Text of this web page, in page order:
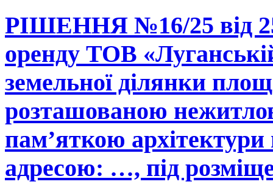
РІШЕННЯ №16/25 від
оренду ТОВ
земельної ділянки
розташованою
пам’яткою архітектури
адресою: …, під